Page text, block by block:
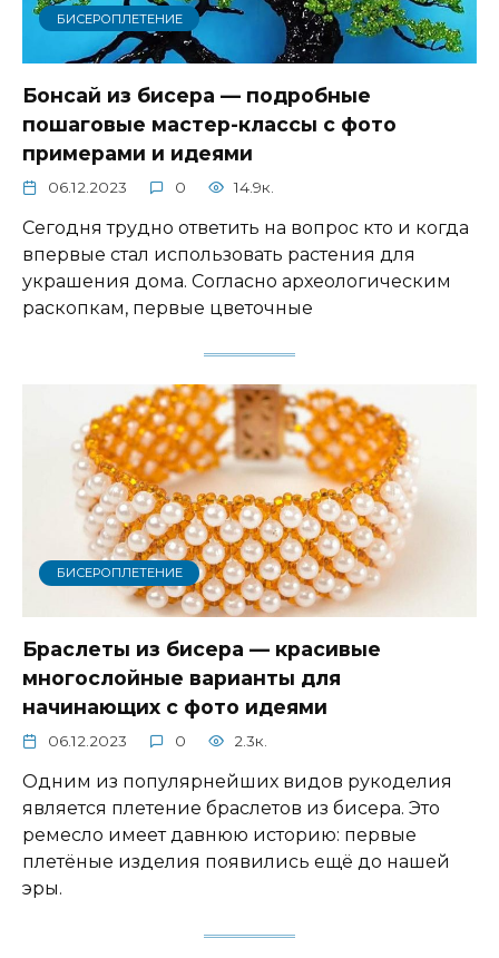
БИСЕРОПЛЕТЕНИЕ
Бонсай из бисера — подробные
пошаговые мастер-классы с фото
примерами и идеями
06.12.2023 0 14.9к.
Сегодня трудно ответить на вопрос кто и когда
впервые стал использовать растения для
украшения дома. Согласно археологическим
раскопкам, первые цветочные
БИСЕРОПЛЕТЕНИЕ
Браслеты из бисера — красивые
многослойные варианты для
начинающих с фото идеями
06.12.2023 0 2.3к.
Одним из популярнейших видов рукоделия
является плетение браслетов из бисера. Это
ремесло имеет давнюю историю: первые
плетёные изделия появились ещё до нашей
эры.